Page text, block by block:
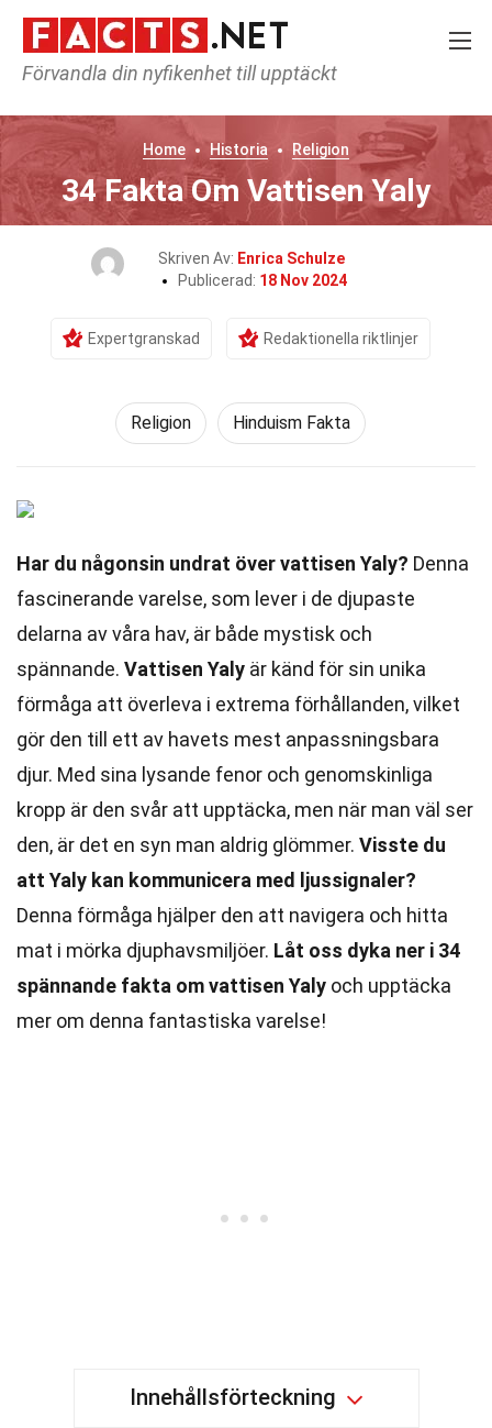
Förvandla din nyfikenhet till upptäckt
Home Historia Religion
34 Fakta Om Vattisen Yaly
Skriven Av: Enrica Schulze
Publicerad: 18 Nov 2024
Expertgranskad Redaktionella riktlinjer
Religion Hinduism Fakta
Har du någonsin undrat över vattisen Yaly? Denna
fascinerande varelse, som lever i de djupaste
delarna av våra hav, är både mystisk och
spännande. Vattisen Yaly är känd för sin unika
förmåga att överleva i extrema förhållanden, vilket
gör den till ett av havets mest anpassningsbara
djur. Med sina lysande fenor och genomskinliga
kropp är den svår att upptäcka, men när man väl ser
den, är det en syn man aldrig glömmer. Visste du
att Yaly kan kommunicera med ljussignaler?
Denna förmåga hjälper den att navigera och hitta
mat i mörka djuphavsmiljöer. Låt oss dyka ner i 34
spännande fakta om vattisen Yaly och upptäcka
mer om denna fantastiska varelse!
Innehållsförteckning